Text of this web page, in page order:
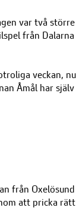
var två
från
veckan,
Åmål har
från
att pricka